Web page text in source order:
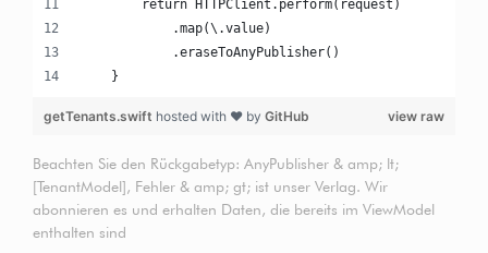
        return HTTPClient.perform(request)
            .map(\.value)
            .eraseToAnyPublisher()
    }
view raw
getTenants.swift hosted with ❤ by GitHub
Beachten Sie den Rückgabetyp: AnyPublisher & amp; lt;
[TenantModel], Fehler & amp; gt; ist unser Verlag. Wir
abonnieren es und erhalten Daten, die bereits im ViewModel
enthalten sind